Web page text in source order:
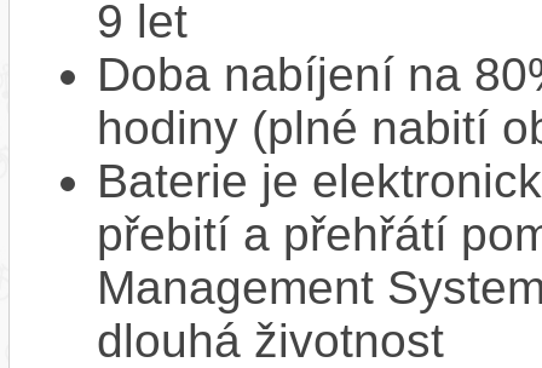
9 let
Doba nabíjení na
hodiny (plné nabití
Baterie je
přebití a přehřátí
Management
dlouhá životnost